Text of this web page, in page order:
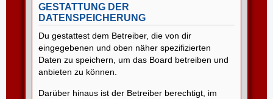
GESTATTUNG DER
DATENSPEICHERUNG
Du gestattest dem Betreiber, die von dir
eingegebenen und oben näher spezifizierten
Daten zu speichern, um das Board betreiben und
anbieten zu können.
Darüber hinaus ist der Betreiber berechtigt, im